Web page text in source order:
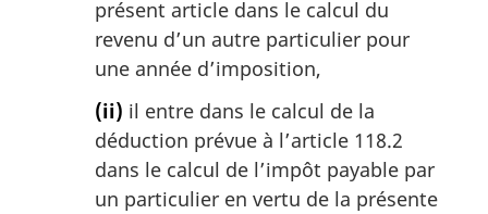
présent article dans le calcul du
revenu d’un autre particulier pour
une année d’imposition,
(ii) il entre dans le calcul de la
déduction prévue à l’article 118.2
dans le calcul de l’impôt payable par
un particulier en vertu de la présente